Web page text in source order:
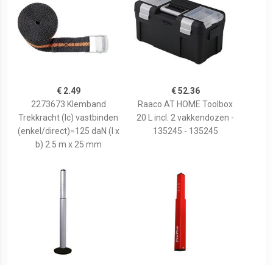
€ 2.49
2273673 Klemband
Trekkracht (lc) vastbinden
(enkel/direct)=125 daN (l x
b) 2.5 m x 25 mm
€ 52.36
Raaco AT HOME Toolbox
20 L incl. 2 vakkendozen -
135245 - 135245